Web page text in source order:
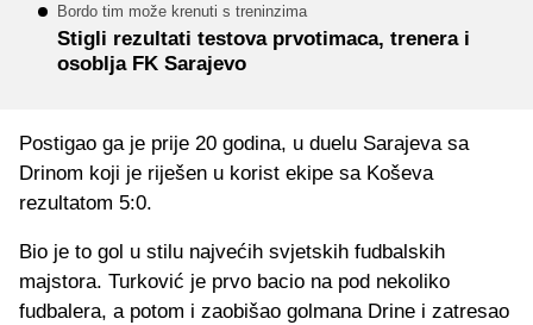
Bordo tim može krenuti s treninzima
Stigli rezultati testova prvotimaca, trenera i
osoblja FK Sarajevo
Postigao ga je prije 20 godina, u duelu Sarajeva sa
Drinom koji je riješen u korist ekipe sa Koševa
rezultatom 5:0.
Bio je to gol u stilu najvećih svjetskih fudbalskih
majstora. Turković je prvo bacio na pod nekoliko
fudbalera, a potom i zaobišao golmana Drine i zatresao